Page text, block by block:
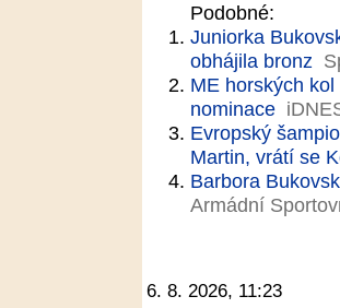
Podobné:
Juniorka
obhájila bronz
ME horských
nominace
Evropský
Martin, vrátí se
Barbora
Armádní
6. 8. 2026, 11:23